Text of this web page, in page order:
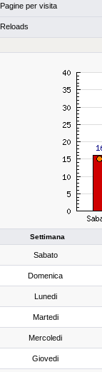
Pagine per visita
Reloads
Settimana
Sabato
Domenica
Lunedi
Martedi
Mercoledi
Giovedi